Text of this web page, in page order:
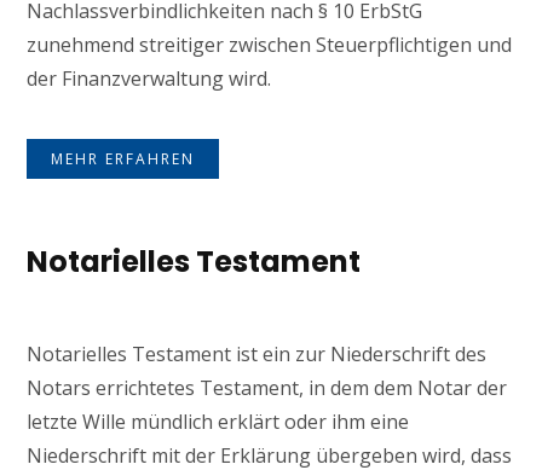
Nachlassverbindlichkeiten nach § 10 ErbStG
zunehmend streitiger zwischen Steuerpflichtigen und
der Finanzverwaltung wird.
MEHR ERFAHREN
Notarielles Testament
Notarielles Testament ist ein zur Niederschrift des
Notars errichtetes Testament, in dem dem Notar der
letzte Wille mündlich erklärt oder ihm eine
Niederschrift mit der Erklärung übergeben wird, dass